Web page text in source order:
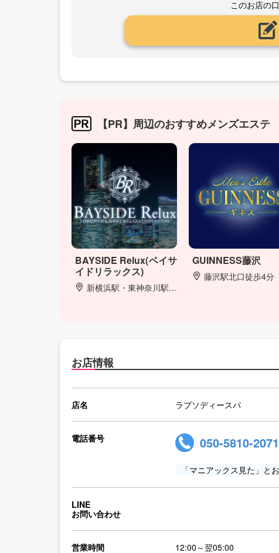
このお店の
【PR】周辺のおすすめメンズエステ
BAYSIDE Relux(ベイサ
イドリラックス)
新横浜駅・東神奈川駅・上大岡駅・相模大野駅
GUINNESS藤沢
藤沢駅北口徒歩4分
お店情報
店名 ラプソディースパ
電話番号 050-5810-2071
「マニアックス見た」と
LINE
お問い合わせ
営業時間 12:00～翌05:00